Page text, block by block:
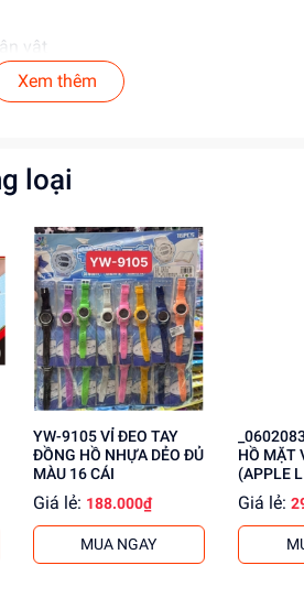
vật
Từ 4 tuổi trở lên
hồ và lắp ráp các bộ phận.
nuốt các bộ phận nhỏ.
sáng tạo của trẻ.
về các nhân vật trong series
năng phối hợp và sử dụng trí tưởng
, chúng tôi cung cấp giá sỉ
ngay để có giá tốt nhất!
Xem thêm
loại
YW-9105 VỈ ĐEO TAY
ĐỒNG HỒ NHỰA DẺO ĐỦ
MÀU 16 CÁI
Giá lẻ: 188.000₫
MUA NGAY
HỒ MẶT
(APPLE
Giá lẻ: